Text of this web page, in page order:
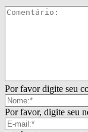
Por favor digite seu
Por favor, digite seu